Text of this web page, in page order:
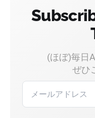
(ほぼ)毎日
ぜひ